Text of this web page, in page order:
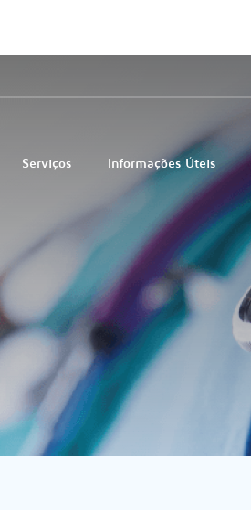
Serviços Informações Úteis